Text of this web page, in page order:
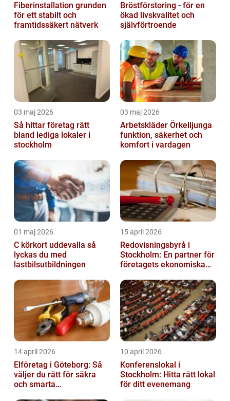
Fiberinstallation grunden
för ett stabilt och
framtidssäkert nätverk
Bröstförstoring - för en
ökad livskvalitet och
självförtroende
03 maj 2026
Så hittar företag rätt
bland lediga lokaler i
stockholm
03 maj 2026
Arbetskläder Örkelljunga
funktion, säkerhet och
komfort i vardagen
01 maj 2026
C körkort uddevalla så
lyckas du med
lastbilsutbildningen
15 april 2026
Redovisningsbyrå i
Stockholm: En partner för
företagets ekonomiska
14 april 2026
Elföretag i Göteborg: Så
väljer du rätt för säkra
och smarta
10 april 2026
Konferenslokal i
Stockholm: Hitta rätt lokal
för ditt evenemang